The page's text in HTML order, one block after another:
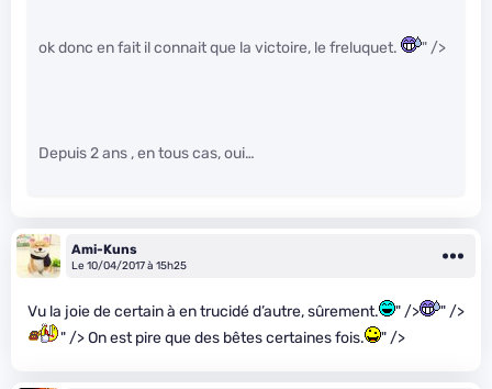
ok donc en fait il connait que la victoire, le freluquet. " />
Depuis 2 ans , en tous cas, oui…
Ami-Kuns
Le 10/04/2017 à 15h25
Vu la joie de certain à en trucidé d’autre, sûrement. " />
" />
" /> On est pire que des bêtes certaines fois.
" />